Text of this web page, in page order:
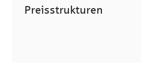
Preisstrukturen